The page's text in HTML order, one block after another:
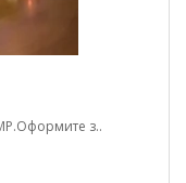
з..